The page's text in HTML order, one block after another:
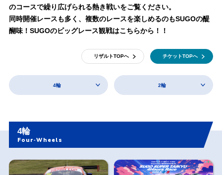
のコースで繰り広げられる熱き戦いをご覧ください。
同時開催レースも多く、複数のレースを楽しめるのもSUGOの醍
醐味！SUGOのビッグレース観戦はこちらから！！
リザルトTOPへ チケットTOPへ
4輪 2輪
4輪
Four‐Wheels